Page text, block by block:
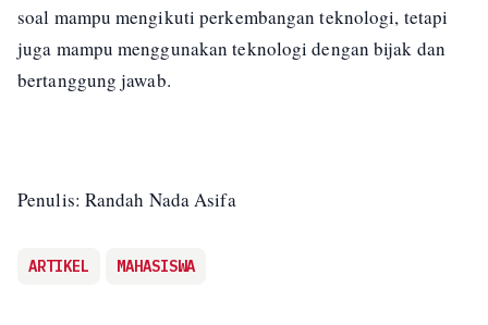
soal mampu mengikuti perkembangan teknologi, tetapi
juga mampu menggunakan teknologi dengan bijak dan
bertanggung jawab.
Penulis: Randah Nada Asifa
ARTIKEL MAHASISWA